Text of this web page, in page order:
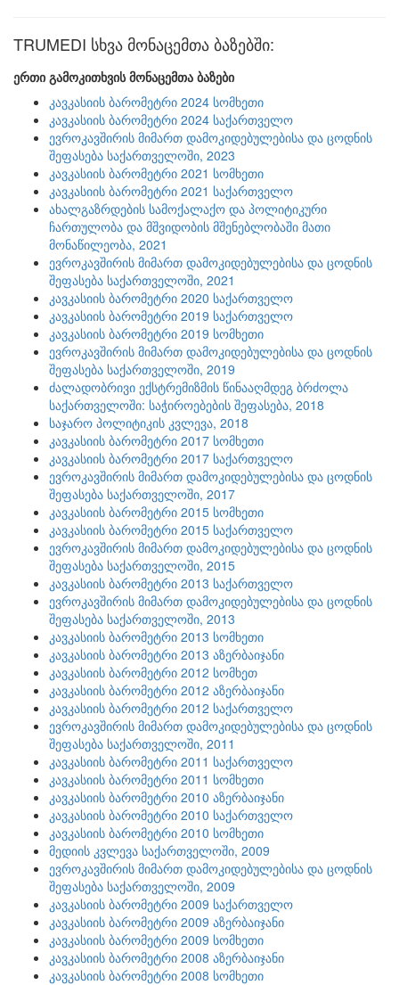
TRUMEDI სხვა მონაცემთა ბაზებში:
ერთი გამოკითხვის მონაცემთა ბაზები
კავკასიის ბარომეტრი 2024 სომხეთი
კავკასიის ბარომეტრი 2024 საქართველო
ევროკავშირის მიმართ დამოკიდებულებისა და ცოდნის
შეფასება საქართველოში, 2023
კავკასიის ბარომეტრი 2021 სომხეთი
კავკასიის ბარომეტრი 2021 საქართველო
ახალგაზრდების სამოქალაქო და პოლიტიკური
ჩართულობა და მშვიდობის მშენებლობაში მათი
მონაწილეობა, 2021
ევროკავშირის მიმართ დამოკიდებულებისა და ცოდნის
შეფასება საქართველოში, 2021
კავკასიის ბარომეტრი 2020 საქართველო
კავკასიის ბარომეტრი 2019 საქართველო
კავკასიის ბარომეტრი 2019 სომხეთი
ევროკავშირის მიმართ დამოკიდებულებისა და ცოდნის
შეფასება საქართველოში, 2019
ძალადობრივი ექსტრემიზმის წინააღმდეგ ბრძოლა
საქართველოში: საჭიროებების შეფასება, 2018
საჯარო პოლიტიკის კვლევა, 2018
კავკასიის ბარომეტრი 2017 სომხეთი
კავკასიის ბარომეტრი 2017 საქართველო
ევროკავშირის მიმართ დამოკიდებულებისა და ცოდნის
შეფასება საქართველოში, 2017
კავკასიის ბარომეტრი 2015 სომხეთი
კავკასიის ბარომეტრი 2015 საქართველო
ევროკავშირის მიმართ დამოკიდებულებისა და ცოდნის
შეფასება საქართველოში, 2015
კავკასიის ბარომეტრი 2013 საქართველო
ევროკავშირის მიმართ დამოკიდებულებისა და ცოდნის
შეფასება საქართველოში, 2013
კავკასიის ბარომეტრი 2013 სომხეთი
კავკასიის ბარომეტრი 2013 აზერბაიჯანი
კავკასიის ბარომეტრი 2012 სომხეთ
კავკასიის ბარომეტრი 2012 აზერბაიჯანი
კავკასიის ბარომეტრი 2012 საქართველო
ევროკავშირის მიმართ დამოკიდებულებისა და ცოდნის
შეფასება საქართველოში, 2011
კავკასიის ბარომეტრი 2011 საქართველო
კავკასიის ბარომეტრი 2011 სომხეთი
კავკასიის ბარომეტრი 2010 აზერბაიჯანი
კავკასიის ბარომეტრი 2010 საქართველო
კავკასიის ბარომეტრი 2010 სომხეთი
მედიის კვლევა საქართველოში, 2009
ევროკავშირის მიმართ დამოკიდებულებისა და ცოდნის
შეფასება საქართველოში, 2009
კავკასიის ბარომეტრი 2009 საქართველო
კავკასიის ბარომეტრი 2009 აზერბაიჯანი
კავკასიის ბარომეტრი 2009 სომხეთი
კავკასიის ბარომეტრი 2008 აზერბაიჯანი
კავკასიის ბარომეტრი 2008 სომხეთი